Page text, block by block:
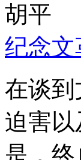
胡平
纪念
在谈
迫害
是，